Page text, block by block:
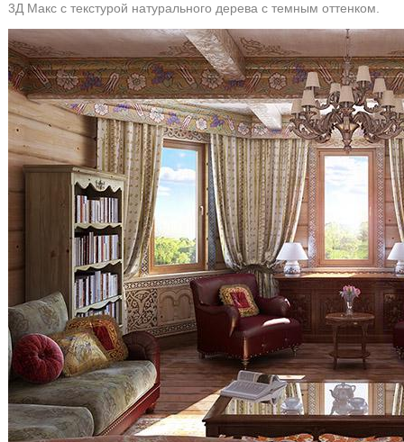
3Д Макс с текстурой натурального дерева с темным оттенком.